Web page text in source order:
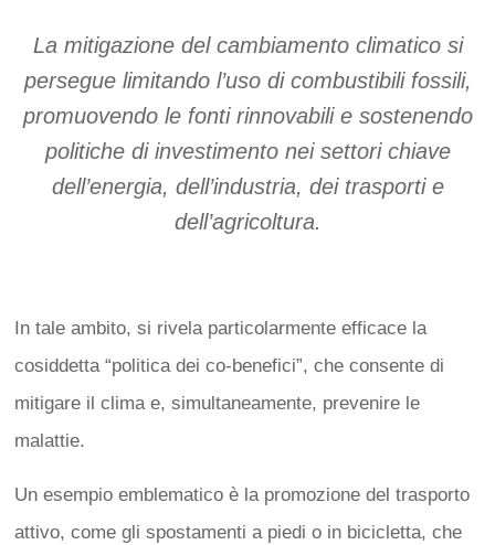
La mitigazione del cambiamento climatico si
persegue limitando l’uso di combustibili fossili,
promuovendo le fonti rinnovabili e sostenendo
politiche di investimento nei settori chiave
dell’energia, dell’industria, dei trasporti e
dell’agricoltura.
In tale ambito, si rivela particolarmente efficace la
cosiddetta “politica dei co-benefici”, che consente di
mitigare il clima e, simultaneamente, prevenire le
malattie.
Un esempio emblematico è la promozione del trasporto
attivo, come gli spostamenti a piedi o in bicicletta, che